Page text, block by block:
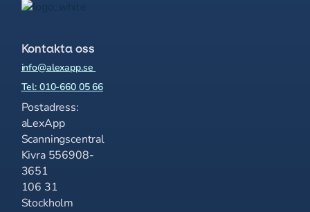
Kontakta oss
info@alexapp.se
Tel: 010-660 05 66
Postadress:
aLexApp
Scanningscentral
Kivra 556908-
3651
106 31
Stockholm